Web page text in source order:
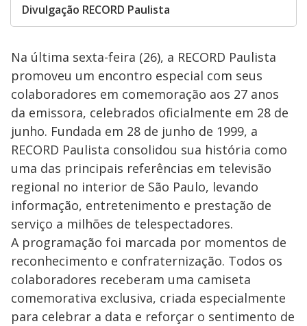
Divulgação RECORD Paulista
Na última sexta-feira (26), a RECORD Paulista
promoveu um encontro especial com seus
colaboradores em comemoração aos 27 anos
da emissora, celebrados oficialmente em 28 de
junho. Fundada em 28 de junho de 1999, a
RECORD Paulista consolidou sua história como
uma das principais referências em televisão
regional no interior de São Paulo, levando
informação, entretenimento e prestação de
serviço a milhões de telespectadores.
A programação foi marcada por momentos de
reconhecimento e confraternização. Todos os
colaboradores receberam uma camiseta
comemorativa exclusiva, criada especialmente
para celebrar a data e reforçar o sentimento de